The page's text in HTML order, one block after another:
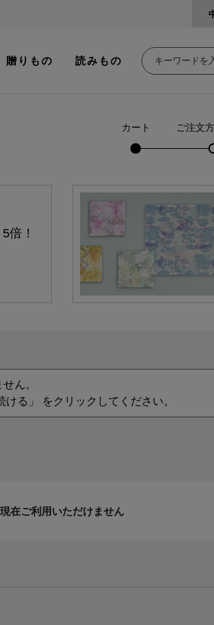
贈りもの 読みもの
カート ご注文
倍！
ん。
る」 をクリックしてください。
現在ご利用いただけません